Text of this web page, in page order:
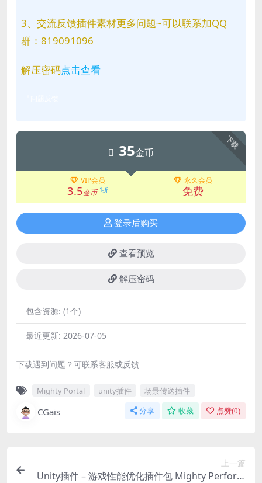
3、交流反馈插件素材更多问题~可以联系加QQ
群：819091096
解压密码点击查看
下载
35金币
VIP会员
3.5金币 1折
永久会员
免费
登录后购买
查看预览
解压密码
包含资源: (1个)
最近更新: 2026-07-05
下载遇到问题？可联系客服或反馈
Mighty Portal unity插件 场景传送插件
CGais 分享 收藏 点赞(0)
上一篇
Unity插件 – 游戏性能优化插件包 Mighty Perform